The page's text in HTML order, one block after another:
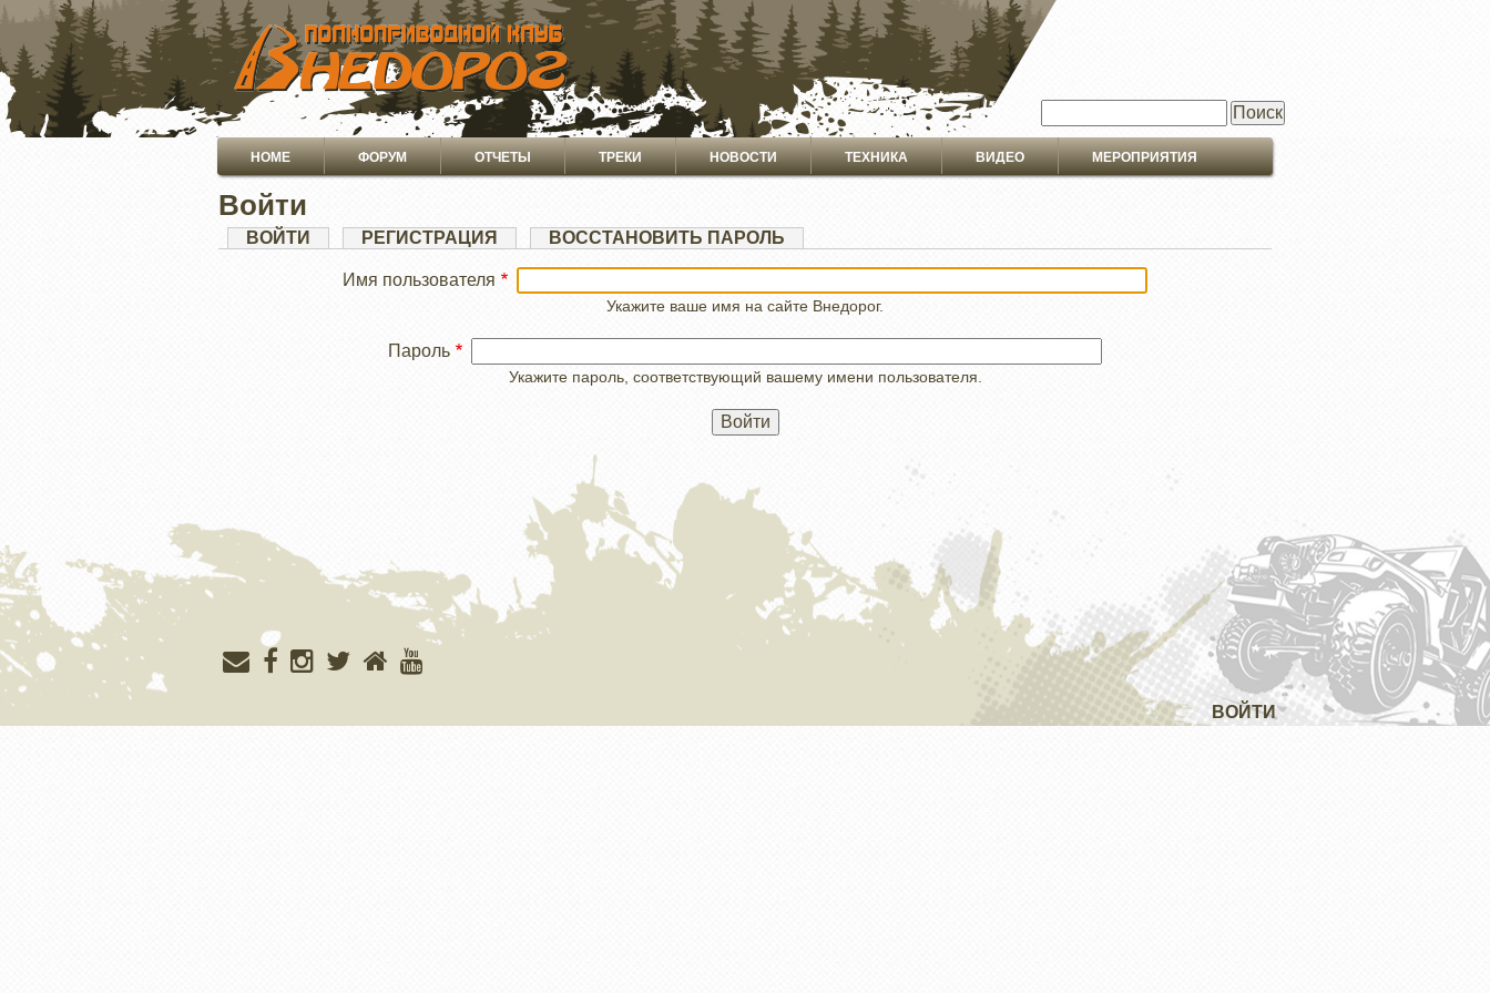
ПЕРЕЙТИ
ОСНОВНОМУ
СОДЕРЖАНИЮ
Основная
навигация
HOME ФОРУМ ОТЧЕТЫ ТРЕКИ НОВОСТИ ТЕХНИКА ВИДЕО МЕРОПРИЯТИЯ
Войти
Главные
ВОЙТИ
(АКТИВНАЯ
РЕГИСТРАЦИЯ ВОССТАНОВИТЬ ПАРОЛЬ
Имя пользователя
Укажите ваше имя на сайте Внедорог.
Пароль
Укажите пароль, соответствующий вашему имени пользователя.
Меню
ВОЙТИ